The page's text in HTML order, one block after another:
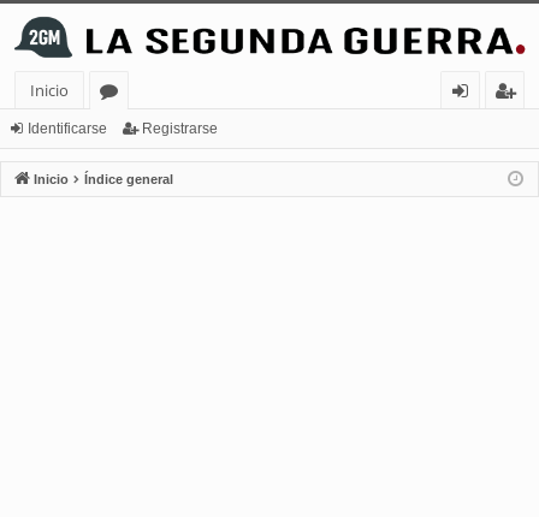
Inicio
or
os
nt
ifi
ist
ra
Identificarse Registrarse
Inicio Índice general